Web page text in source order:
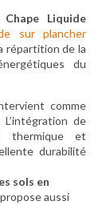
Chape Liquide
sur plancher
répartition de la
du
comme
L’intégration de
thermique et
durabilité
sols en
aussi